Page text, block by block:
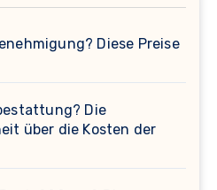
Diese Preise
Die
über die Kosten der